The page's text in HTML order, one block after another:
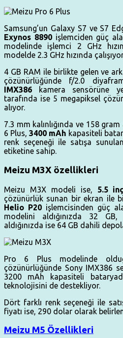
Samsung’un Galaxy S7 ve S7
Exynos 8890işlemciden güç
modelinde işlemci 2 GHz
modelde 2.3 GHz hızında
4 GB RAM ile birlikte gelen ve
çözünürlüğünde f/2.0
IMX386 kamera sensörüne
tarafında ise 5 megapiksel
alıyor.
7.3 mm kalınlığında ve 158
6 Plus,3400 mAh kapasiteli
renk seçeneği ile satışa
etiketine sahip.
Meizu M3X özellikleri
Meizu M3X modeli ise, 5.5
çözünürlük sunan bir ekran ile
Helio P20işlemcisinden güç
modelini aldığınızda 32
aldığınızda ise 64 GB dahili
Pro 6 Plus modelinde
çözünürlüğünde Sony IMX386
3200 mAh kapasiteli
teknolojisini de destekliyor.
Dört farklı renk seçeneği ile
fiyatı ise, 290 dolar olarak
Meizu M5 Özellikleri